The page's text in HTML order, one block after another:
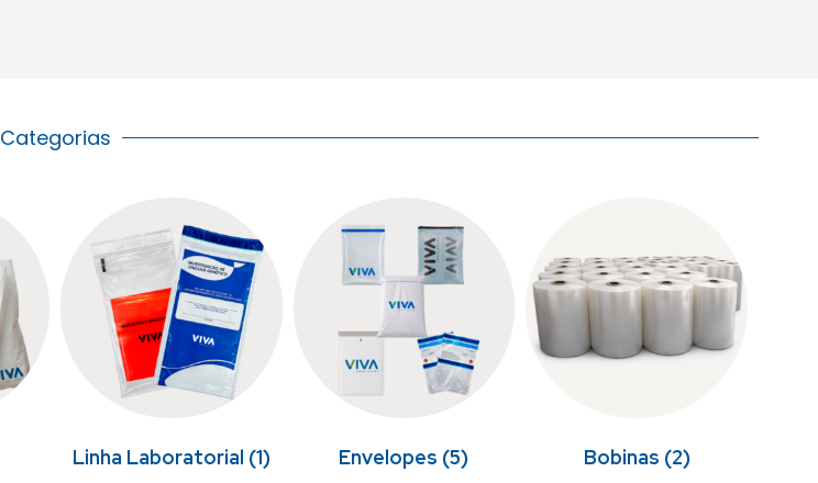
Categorias
Linha Laboratorial (1) Envelopes (5) Bobinas (2)